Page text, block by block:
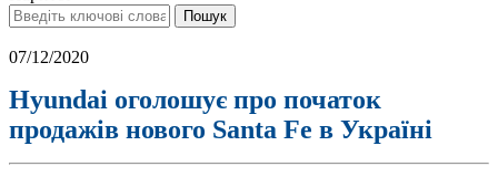
07/12/2020
Hyundai оголошує про початок
продажів нового Santa Fe в Україні